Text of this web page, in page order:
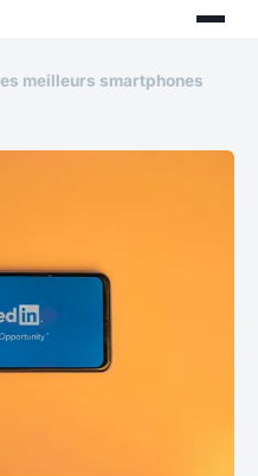
meilleurs smartphones